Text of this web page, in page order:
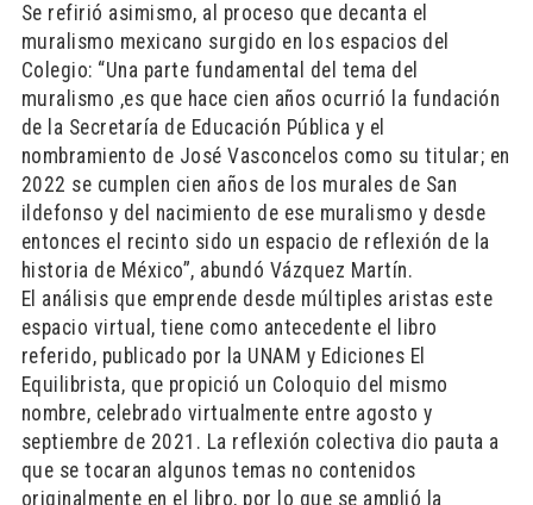
Se refirió asimismo, al proceso que decanta el
muralismo mexicano surgido en los espacios del
Colegio: “Una parte fundamental del tema del
muralismo ,es que hace cien años ocurrió la fundación
de la Secretaría de Educación Pública y el
nombramiento de José Vasconcelos como su titular; en
2022 se cumplen cien años de los murales de San
ildefonso y del nacimiento de ese muralismo y desde
entonces el recinto sido un espacio de reflexión de la
historia de México”, abundó Vázquez Martín.
El análisis que emprende desde múltiples aristas este
espacio virtual, tiene como antecedente el libro
referido, publicado por la UNAM y Ediciones El
Equilibrista, que propició un Coloquio del mismo
nombre, celebrado virtualmente entre agosto y
septiembre de 2021. La reflexión colectiva dio pauta a
que se tocaran algunos temas no contenidos
originalmente en el libro, por lo que se amplió la